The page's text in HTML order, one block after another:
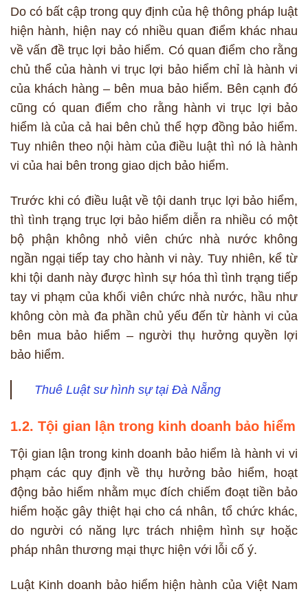
Do có bất cập trong quy định của hệ thông pháp luật
hiện hành, hiện nay có nhiều quan điểm khác nhau
về vấn đề trục lợi bảo hiểm. Có quan điểm cho rằng
chủ thể của hành vi trục lợi bảo hiểm chỉ là hành vi
của khách hàng – bên mua bảo hiểm. Bên cạnh đó
cũng có quan điểm cho rằng hành vi trục lợi bảo
hiểm là của cả hai bên chủ thể hợp đồng bảo hiểm.
Tuy nhiên theo nội hàm của điều luật thì nó là hành
vi của hai bên trong giao dịch bảo hiểm.
Trước khi có điều luật về tội danh trục lợi bảo hiểm,
thì tình trạng trục lợi bảo hiểm diễn ra nhiều có một
bộ phận không nhỏ viên chức nhà nước không
ngần ngại tiếp tay cho hành vi này. Tuy nhiên, kể từ
khi tội danh này được hình sự hóa thì tình trạng tiếp
tay vi phạm của khối viên chức nhà nước, hầu như
không còn mà đa phần chủ yếu đến từ hành vi của
bên mua bảo hiểm – người thụ hưởng quyền lợi
bảo hiểm.
Thuê Luật sư hình sự tại Đà Nẵng
1.2. Tội gian lận trong kinh doanh bảo hiểm
Tội gian lận trong kinh doanh bảo hiểm là hành vi vi
phạm các quy định về thụ hưởng bảo hiểm, hoạt
động bảo hiểm nhằm mục đích chiếm đoạt tiền bảo
hiểm hoặc gây thiệt hại cho cá nhân, tổ chức khác,
do người có năng lực trách nhiệm hình sự hoặc
pháp nhân thương mại thực hiện với lỗi cố ý.
Luật Kinh doanh bảo hiểm hiện hành của Việt Nam